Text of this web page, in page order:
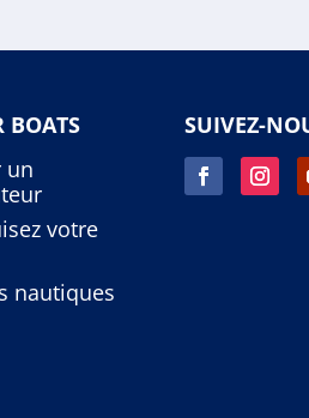
BOATS
un
votre
nautiques
SUIVEZ-